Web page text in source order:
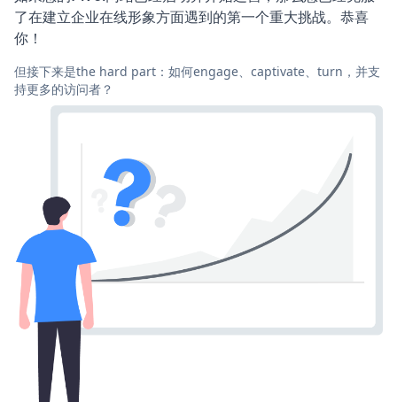
了在建立企业在线形象方面遇到的第一个重大挑战。恭喜
你！
但接下来是the hard part：如何engage、captivate、turn，并支
持更多的访问者？